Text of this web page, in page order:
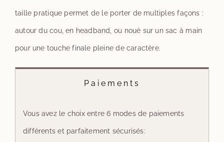
taille pratique permet de le porter de multiples façons :
autour du cou, en headband, ou noué sur un sac à main
pour une touche finale pleine de caractère.
Paiements
Vous avez le choix entre 6 modes de paiements
différents et parfaitement sécurisés: